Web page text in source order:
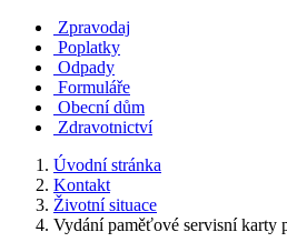
Zpravodaj
Poplatky
Odpady
Formuláře
Obecní dům
Zdravotnictví
Úvodní stránka
Kontakt
Životní situace
Vydání paměťové servisní karty